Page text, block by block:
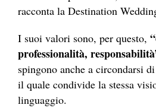
racconta la Destination
I suoi valori sono, per questo,
professionalità,
spingono anche a circondarsi
il quale condivide la stessa
linguaggio.